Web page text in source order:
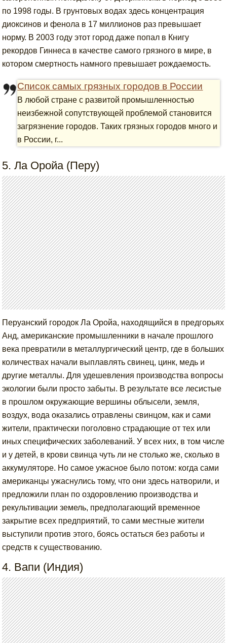
по 1998 годы. В грунтовых водах здесь концентрация
диоксинов и фенола в 17 миллионов раз превышает
норму. В 2003 году этот город даже попал в Книгу
рекордов Гиннеса в качестве самого грязного в мире, в
котором смертность намного превышает рождаемость.
Список самых грязных городов в России
В любой стране с развитой промышленностью
неизбежной сопутствующей проблемой становится
загрязнение городов. Таких грязных городов много и
в России, г...
5. Ла Оройа (Перу)
Перуанский городок Ла Оройа, находящийся в предгорьях
Анд, американские промышленники в начале прошлого
века превратили в металлургический центр, где в больших
количествах начали выплавлять свинец, цинк, медь и
другие металлы. Для удешевления производства вопросы
экологии были просто забыты. В результате все лесистые
в прошлом окружающие вершины облысели, земля,
воздух, вода оказались отравлены свинцом, как и сами
жители, практически поголовно страдающие от тех или
иных специфических заболеваний. У всех них, в том числе
и у детей, в крови свинца чуть ли не столько же, сколько в
аккумуляторе. Но самое ужасное было потом: когда сами
американцы ужаснулись тому, что они здесь натворили, и
предложили план по оздоровлению производства и
рекультивации земель, предполагающий временное
закрытие всех предприятий, то сами местные жители
выступили против этого, боясь остаться без работы и
средств к существованию.
4. Вапи (Индия)